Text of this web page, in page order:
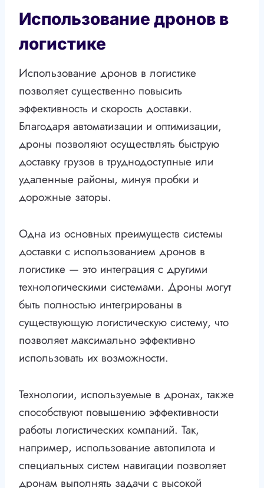
Использование дронов в
логистике
Использование дронов в логистике
позволяет существенно повысить
эффективность и скорость доставки.
Благодаря автоматизации и оптимизации,
дроны позволяют осуществлять быструю
доставку грузов в труднодоступные или
удаленные районы, минуя пробки и
дорожные заторы.
Одна из основных преимуществ системы
доставки с использованием дронов в
логистике — это интеграция с другими
технологическими системами. Дроны могут
быть полностью интегрированы в
существующую логистическую систему, что
позволяет максимально эффективно
использовать их возможности.
Технологии, используемые в дронах, также
способствуют повышению эффективности
работы логистических компаний. Так,
например, использование автопилота и
специальных систем навигации позволяет
дронам выполнять задачи с высокой